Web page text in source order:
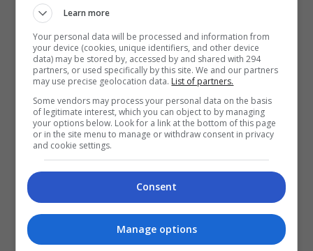
filem “Hantu Tenggek”, pelakon yang fasih bertutur
dalam bahasa Melayu itu akui agak gementar untuk
membintangi naskhah bergenre komedi seram.
Bagaimanapun, perasaan itu kian pudar apabila
Sugeeta mula menghayati wataknya, Aishah yang
lebih serius dan mencabar.
“Pada awalnya saya gementar kerana tidak pernah
bekerjasama dengan pelawak untuk naskhah
komedi. Tetapi lepas dah masuk set
penggambaran, saya dapat tahu watak Aishah lebih
serius berbanding kawan-kawannya.
Learn more
Your personal data will be processed and information from
your device (cookies, unique identifiers, and other device
data) may be stored by, accessed by and shared with 294
partners, or used specifically by this site. We and our partners
may use precise geolocation data. List of partners.
Some vendors may process your personal data on the basis
of legitimate interest, which you can object to by managing
your options below. Look for a link at the bottom of this page
or in the site menu to manage or withdraw consent in privacy
and cookie settings.
Consent
Manage options